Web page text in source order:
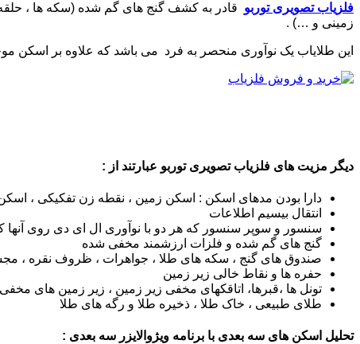
فلزیاب تصویری توربو قادر به کشف گنج های گم شده (سکه ها ، حلقه
زمینی و …) .
این طلایاب یک نوآوری منحصر به فرد می باشد که علاوه بر
دیگر مزیت های فلزیاب تصویری توربو عبارتند از :
دارا بودن مدهای اسکن : اسکن زمین ، نقطه زن تفکیکی ،
انتقال بیسیم اطلاعات
سنسور و سوپر سنسور که هر دو با نوآوری ال ای دی روی آنها
گنج های گم شده و فلزات ارزشمند مخفی شده
صندوق های گنج ، سکه های طلا ، جواهرات ، ظروف نقره ،
حفره ها و نقاط خالی زیر زمین
تونل ها ،قبرها، اتاقکهای مخفی زیر زمین ، زیر زمین های مخفی
طلای طبیعی ، خاک طلا ، ذخیره طلا و رگه های طلا
تحلیل اسکن های سه بعدی با برنامه ویژوالایزر سه بعدی :